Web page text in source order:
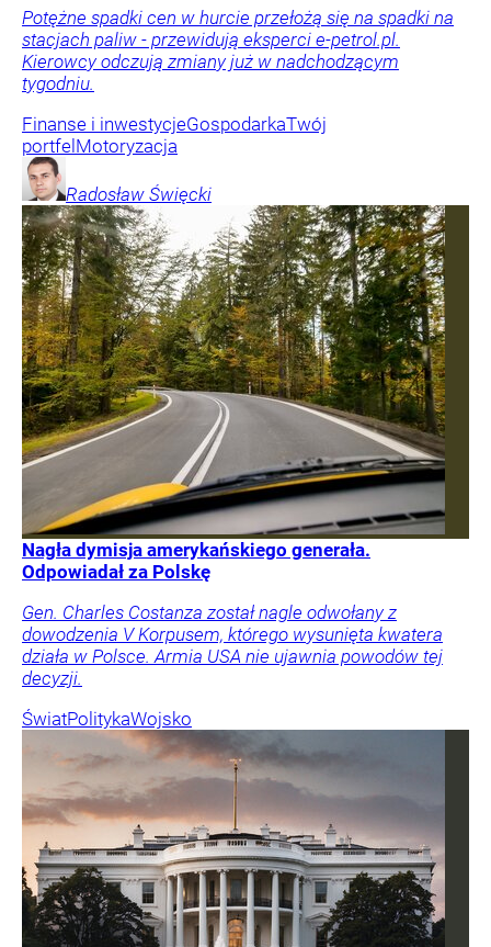
Potężne spadki cen w hurcie przełożą się na spadki na
stacjach paliw - przewidują eksperci e-petrol.pl.
Kierowcy odczują zmiany już w nadchodzącym
tygodniu.
Finanse i inwestycjeGospodarkaTwój
portfelMotoryzacja
Radosław Święcki
Nagła dymisja amerykańskiego generała.
Odpowiadał za Polskę
Gen. Charles Costanza został nagle odwołany z
dowodzenia V Korpusem, którego wysunięta kwatera
działa w Polsce. Armia USA nie ujawnia powodów tej
decyzji.
ŚwiatPolitykaWojsko